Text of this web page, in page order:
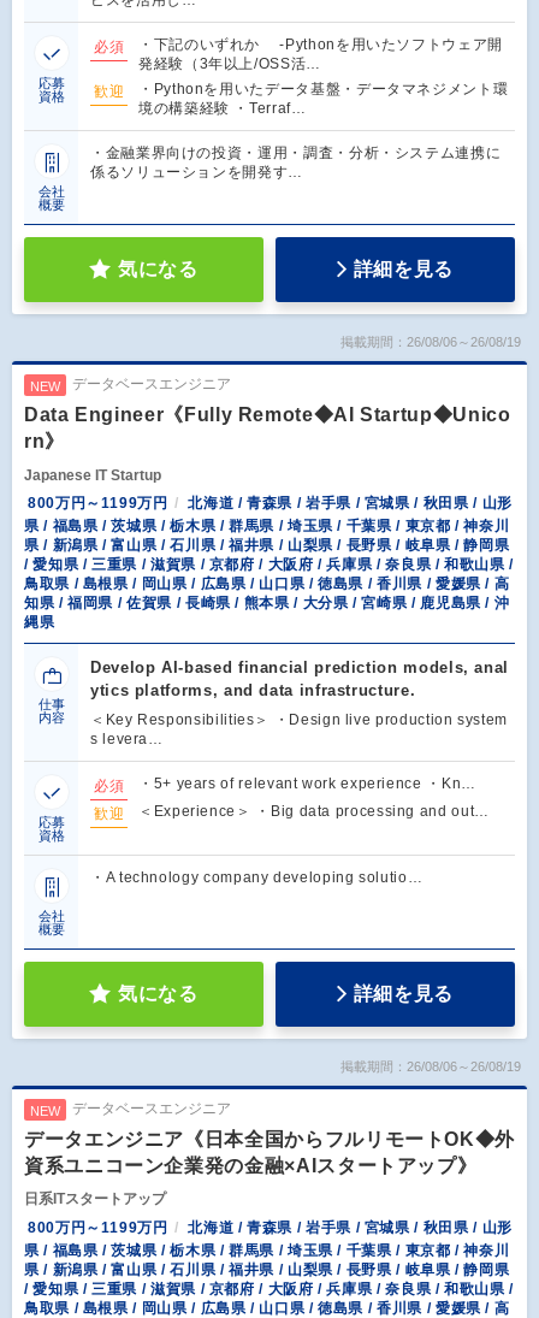
応募
資格
必須
・下記のいずれか -Pythonを用いたソフトウェア開
発経験（3年以上/OSS活…
歓迎
・Pythonを用いたデータ基盤・データマネジメント環
境の構築経験 ・Terraf…
会社
概要
・金融業界向けの投資・運用・調査・分析・システム連携に
係るソリューションを開発す…
気になる 詳細を見る
掲載期間：26/08/06～26/08/19
NEW データベースエンジニア
Data Engineer《Fully Remote◆AI Startup◆Unico
rn》
Japanese IT Startup
800万円～1199万円
北海道 / 青森県 / 岩手県 / 宮城県 / 秋田県 / 山形
県 / 福島県 / 茨城県 / 栃木県 / 群馬県 / 埼玉県 / 千葉県 / 東京都 / 神奈川
県 / 新潟県 / 富山県 / 石川県 / 福井県 / 山梨県 / 長野県 / 岐阜県 / 静岡県
/ 愛知県 / 三重県 / 滋賀県 / 京都府 / 大阪府 / 兵庫県 / 奈良県 / 和歌山県 /
鳥取県 / 島根県 / 岡山県 / 広島県 / 山口県 / 徳島県 / 香川県 / 愛媛県 / 高
知県 / 福岡県 / 佐賀県 / 長崎県 / 熊本県 / 大分県 / 宮崎県 / 鹿児島県 / 沖
縄県
仕事
内容
Develop AI-based financial prediction models, anal
ytics platforms, and data infrastructure.
＜Key Responsibilities＞ ・Design live production system
s levera…
応募
資格
必須
・5+ years of relevant work experience ・Kn…
歓迎
＜Experience＞ ・Big data processing and out…
会社
概要
・A technology company developing solutio…
気になる 詳細を見る
掲載期間：26/08/06～26/08/19
NEW データベースエンジニア
データエンジニア《日本全国からフルリモートOK◆外
資系ユニコーン企業発の金融×AIスタートアップ》
日系ITスタートアップ
800万円～1199万円
北海道 / 青森県 / 岩手県 / 宮城県 / 秋田県 / 山形
県 / 福島県 / 茨城県 / 栃木県 / 群馬県 / 埼玉県 / 千葉県 / 東京都 / 神奈川
県 / 新潟県 / 富山県 / 石川県 / 福井県 / 山梨県 / 長野県 / 岐阜県 / 静岡県
/ 愛知県 / 三重県 / 滋賀県 / 京都府 / 大阪府 / 兵庫県 / 奈良県 / 和歌山県 /
鳥取県 / 島根県 / 岡山県 / 広島県 / 山口県 / 徳島県 / 香川県 / 愛媛県 / 高